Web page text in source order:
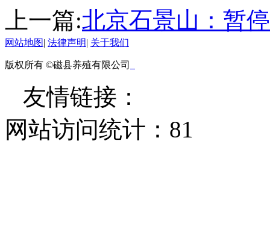
上一篇:北京石景山：暂
网站地图| 法律声明| 关于我们
版权所有 ©磁县养殖有限公司
友情链接：
网站访问统计： 81